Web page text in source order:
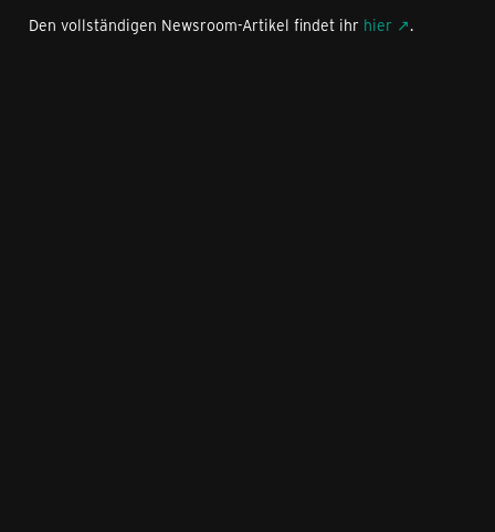
Den vollständigen Newsroom-Artikel findet ihr hier .